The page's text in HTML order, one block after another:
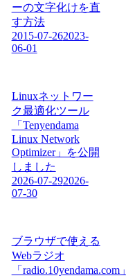
ーの文字化けを直
す方法
2015-07-262023-
06-01
Linuxネットワー
ク最適化ツール
「Tenyendama
Linux Network
Optimizer」を公開
しました
2026-07-292026-
07-30
ブラウザで使える
Webラジオ
「radio.10yendama.com」